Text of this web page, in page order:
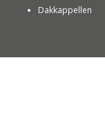
Dakkappellen